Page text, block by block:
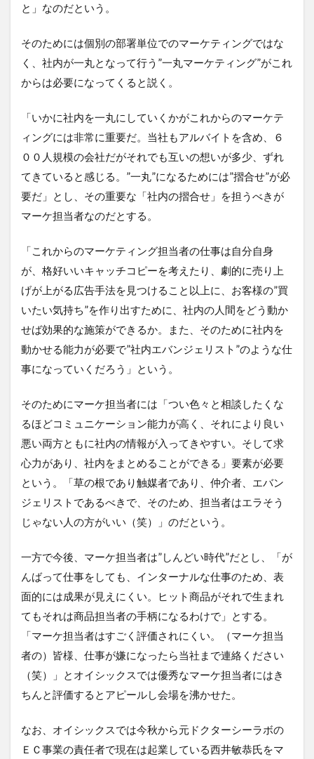
と」なのだという。
そのためには個別の部署単位でのマーケティングではな
く、社内が一丸となって行う”一丸マーケティング”がこれ
からは必要になってくると説く。
「いかに社内を一丸にしていくかがこれからのマーケテ
ィングには非常に重要だ。当社もアルバイトを含め、６
００人規模の会社だがそれでも互いの想いが多少、ずれ
てきていると感じる。”一丸”になるためには”摺合せ”が必
要だ」とし、その重要な「社内の摺合せ」を担うべきが
マーケ担当者なのだとする。
「これからのマーケティング担当者の仕事は自分自身
が、格好いいキャッチコピーを考えたり、劇的に売り上
げが上がる広告手法を見つけること以上に、お客様の”買
いたい気持ち”を作り出すために、社内の人間をどう動か
せば効果的な施策ができるか。また、そのために社内を
動かせる能力が必要で”社内エバンジェリスト”のような仕
事になっていくだろう」という。
そのためにマーケ担当者には「つい色々と相談したくな
るほどコミュニケーション能力が高く、それにより良い
悪い両方ともに社内の情報が入ってきやすい。そして求
心力があり、社内をまとめることができる」要素が必要
という。「草の根であり触媒者であり、仲介者、エバン
ジェリストであるべきで、そのため、担当者はエラそう
じゃない人の方がいい（笑）」のだという。
一方で今後、マーケ担当者は”しんどい時代”だとし、「が
んばって仕事をしても、インターナルな仕事のため、表
面的には成果が見えにくい。ヒット商品がそれで生まれ
てもそれは商品担当者の手柄になるわけで」とする。
「マーケ担当者はすごく評価されにくい。（マーケ担当
者の）皆様、仕事が嫌になったら当社まで連絡ください
（笑）」とオイシックスでは優秀なマーケ担当者にはき
ちんと評価するとアピールし会場を沸かせた。
なお、オイシックスでは今秋から元ドクターシーラボの
ＥＣ事業の責任者で現在は起業している西井敏恭氏をマ